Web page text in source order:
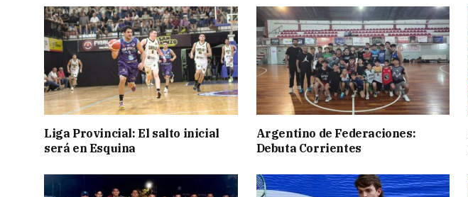
Liga Provincial: El salto inicial
será en Esquina
Argentino de Federaciones:
Debuta Corrientes